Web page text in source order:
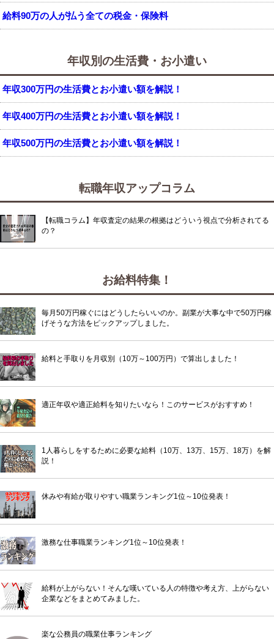
給料90万の人が払う全ての税金・保険料
年収別の生活費・お小遣い
年収300万円の生活費とお小遣い額を解説！
年収400万円の生活費とお小遣い額を解説！
年収500万円の生活費とお小遣い額を解説！
転職年収アップコラム
【転職コラム】年収査定の結果の根拠はどういう視点で分析されてる
の？
お給料特集！
毎月50万円稼ぐにはどうしたらいいのか。副業が大事な中で50万円稼
げそうな方法をピックアップしました。
給料と手取りを月収別（10万～100万円）で算出しました！
適正年収や適正給料を知りたいなら！このサービスがおすすめ！
1人暮らしをするために必要な給料（10万、13万、15万、18万）を解
説！
休みや有給が取りやすい職業ランキング1位～10位発表！
激務な仕事職業ランキング1位～10位発表！
給料が上がらない！そんな嘆いている人の特徴や考え方、上がらない
企業などをまとめてみました。
楽な公務員の職業仕事ランキング